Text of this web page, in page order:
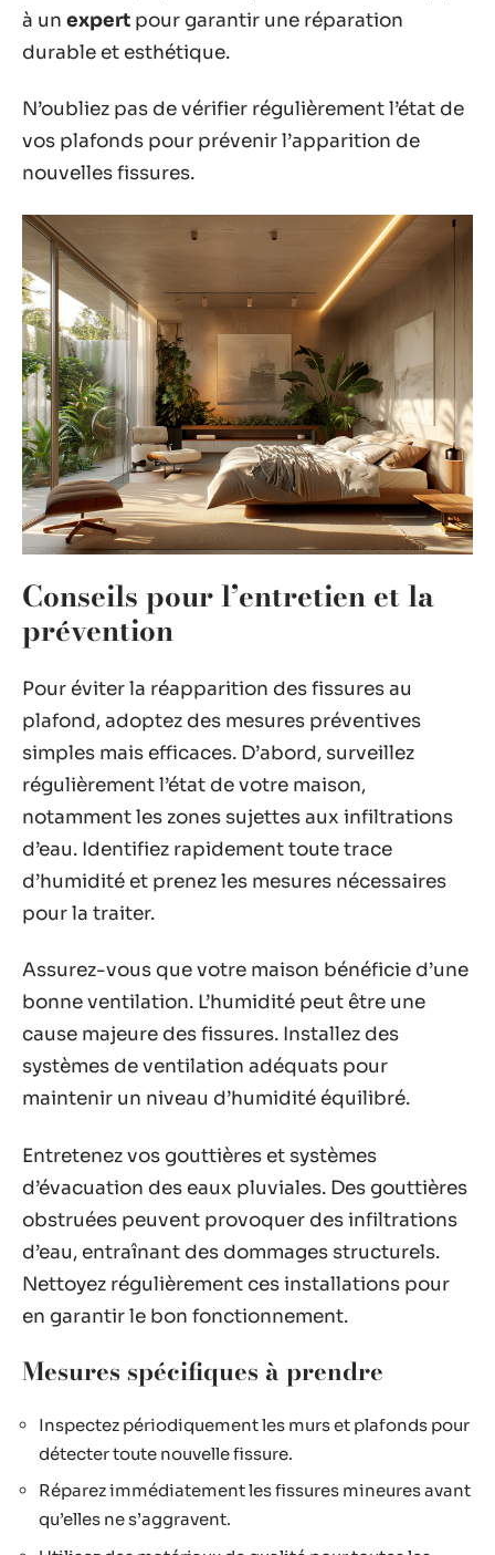
à un expert pour garantir une réparation
durable et esthétique.
N’oubliez pas de vérifier régulièrement l’état de
vos plafonds pour prévenir l’apparition de
nouvelles fissures.
Conseils pour l’entretien et la
prévention
Pour éviter la réapparition des fissures au
plafond, adoptez des mesures préventives
simples mais efficaces. D’abord, surveillez
régulièrement l’état de votre maison,
notamment les zones sujettes aux infiltrations
d’eau. Identifiez rapidement toute trace
d’humidité et prenez les mesures nécessaires
pour la traiter.
Assurez-vous que votre maison bénéficie d’une
bonne ventilation. L’humidité peut être une
cause majeure des fissures. Installez des
systèmes de ventilation adéquats pour
maintenir un niveau d’humidité équilibré.
Entretenez vos gouttières et systèmes
d’évacuation des eaux pluviales. Des gouttières
obstruées peuvent provoquer des infiltrations
d’eau, entraînant des dommages structurels.
Nettoyez régulièrement ces installations pour
en garantir le bon fonctionnement.
Mesures spécifiques à prendre
Inspectez périodiquement les murs et plafonds pour
détecter toute nouvelle fissure.
Réparez immédiatement les fissures mineures avant
qu’elles ne s’aggravent.